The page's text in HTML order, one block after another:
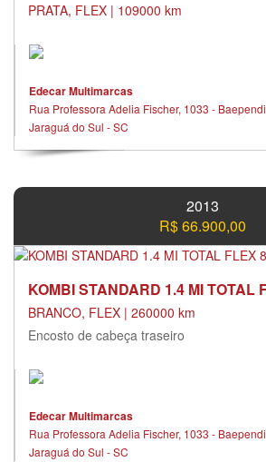
PRATA, FLEX | 109000 km
Edecar Multimarcas
Rua Professora Adelia Fischer, 1033 - Baependi
Jaraguá do Sul - SC
2013
R$ 66.900,00
KOMBI STANDARD 1.4 MI TOTAL
BRANCO, FLEX | 260000 km
Encosto de cabeça traseiro
Edecar Multimarcas
Rua Professora Adelia Fischer, 1033 - Baependi
Jaraguá do Sul - SC